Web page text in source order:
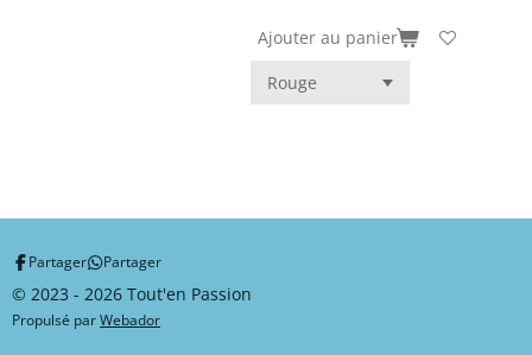
Ajouter au panier
Partager Partager
© 2023 - 2026 Tout'en Passion
Propulsé par Webador